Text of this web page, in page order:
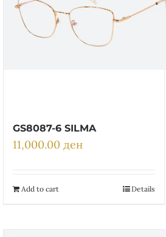
GS8087-6 SILMA
11,000.00 ден
Add to cart Details